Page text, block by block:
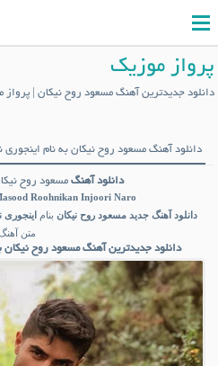
پرواز موزیک
دانلود جدیدترین آهنگ مسعود روح نیکان | پرواز
دانلود آهنگ مسعود روح نیکان به نام اینجوری
دانلود آهنگ مسعود روح
Roohnikan Injoori Naro
دانلود آهنگ جدید مسعود روح نیکان بنام اینجوری
متن
دانلود جدیدترین آهنگ مسعود روح نیکان